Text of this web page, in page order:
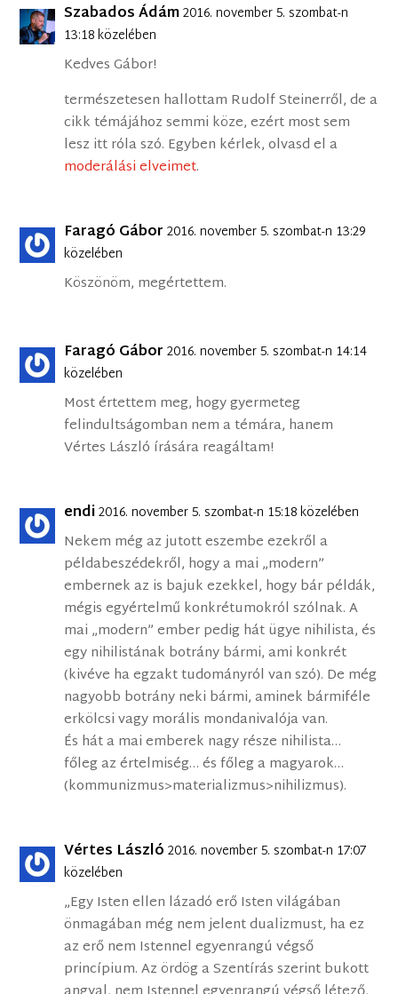
Szabados Ádám2016. november 5. szombat-n
13:18 közelében
Kedves Gábor!
természetesen hallottam Rudolf Steinerről, de a
cikk témájához semmi köze, ezért most sem
lesz itt róla szó. Egyben kérlek, olvasd el a
moderálási elveimet.
Faragó Gábor 2016. november 5. szombat-n 13:29
közelében
Köszönöm, megértettem.
Faragó Gábor 2016. november 5. szombat-n 14:14
közelében
Most értettem meg, hogy gyermeteg
felindultságomban nem a témára, hanem
Vértes László írására reagáltam!
endi2016. november 5. szombat-n 15:18 közelében
Nekem még az jutott eszembe ezekről a
példabeszédekről, hogy a mai „modern”
embernek az is bajuk ezekkel, hogy bár példák,
mégis egyértelmű konkrétumokról szólnak. A
mai „modern” ember pedig hát ügye nihilista, és
egy nihilistának botrány bármi, ami konkrét
(kivéve ha egzakt tudományról van szó). De még
nagyobb botrány neki bármi, aminek bármiféle
erkölcsi vagy morális mondanivalója van.
És hát a mai emberek nagy része nihilista…
főleg az értelmiség… és főleg a magyarok…
(kommunizmus>materializmus>nihilizmus).
Vértes László 2016. november 5. szombat-n 17:07
közelében
„Egy Isten ellen lázadó erő Isten világában
önmagában még nem jelent dualizmust, ha ez
az erő nem Istennel egyenrangú végső
princípium. Az ördög a Szentírás szerint bukott